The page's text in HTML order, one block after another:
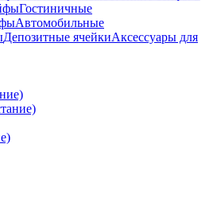
Гостиничные
Автомобильные
Депозитные ячейкиАксессуары для